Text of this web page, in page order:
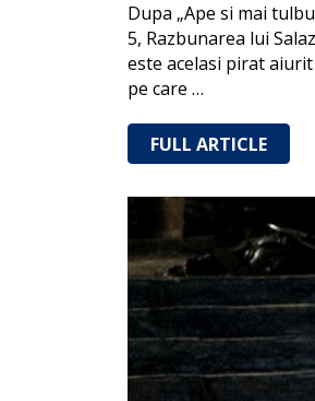
Dupa „Ape si mai
5, Razbunarea lui
este acelasi pirat
pe care …
FULL ARTICLE